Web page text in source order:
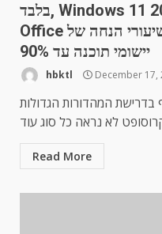
בלבד, Windows 11 במחיר של 20 $, Microsoft
Office תמורת 24 $ בלבד, יותר שיעורי הנחה של
יישומי תוכנה עד 90%
hbktl December 17,
המהדורות הגדולות
Read More